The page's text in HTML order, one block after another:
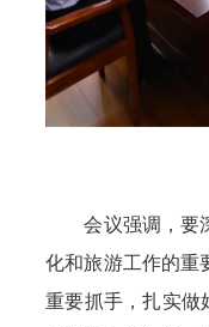
会议强调，要深
化和旅游工作的重
重要抓手，扎实做